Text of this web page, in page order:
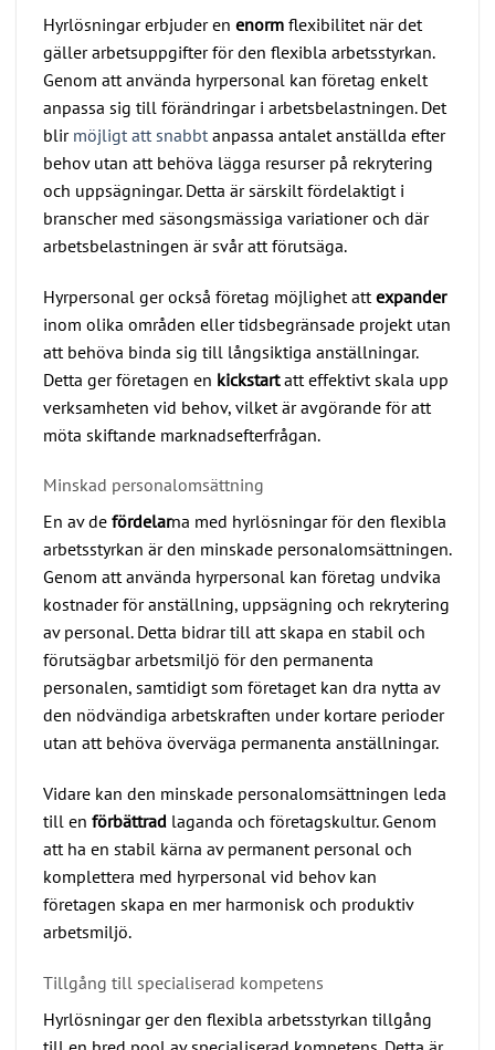
Hyrlösningar erbjuder en enorm flexibilitet när det
gäller arbetsuppgifter för den flexibla arbetsstyrkan.
Genom att använda hyrpersonal kan företag enkelt
anpassa sig till förändringar i arbetsbelastningen. Det
blir möjligt att snabbt anpassa antalet anställda efter
behov utan att behöva lägga resurser på rekrytering
och uppsägningar. Detta är särskilt fördelaktigt i
branscher med säsongsmässiga variationer och där
arbetsbelastningen är svår att förutsäga.
Hyrpersonal ger också företag möjlighet att expander
inom olika områden eller tidsbegränsade projekt utan
att behöva binda sig till långsiktiga anställningar.
Detta ger företagen en kickstartatt effektivt skala upp
verksamheten vid behov, vilket är avgörande för att
möta skiftande marknadsefterfrågan.
Minskad personalomsättning
En av de fördelarna med hyrlösningar för den flexibla
arbetsstyrkan är den minskade personalomsättningen.
Genom att använda hyrpersonal kan företag undvika
kostnader för anställning, uppsägning och rekrytering
av personal. Detta bidrar till att skapa en stabil och
förutsägbar arbetsmiljö för den permanenta
personalen, samtidigt som företaget kan dra nytta av
den nödvändiga arbetskraften under kortare perioder
utan att behöva överväga permanenta anställningar.
Vidare kan den minskade personalomsättningen leda
till en förbättrad laganda och företagskultur. Genom
att ha en stabil kärna av permanent personal och
komplettera med hyrpersonal vid behov kan
företagen skapa en mer harmonisk och produktiv
arbetsmiljö.
Tillgång till specialiserad kompetens
Hyrlösningar ger den flexibla arbetsstyrkan tillgång